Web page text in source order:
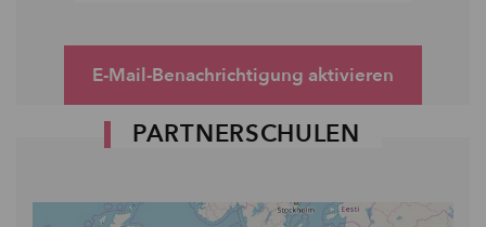
E-Mail-Benachrichtigung aktivieren
PARTNERSCHULEN